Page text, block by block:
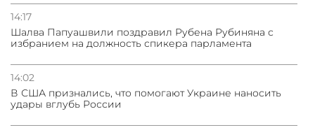
14:17
Шалва Папуашвили поздравил Рубена Рубиняна с
избранием на должность спикера парламента
14:02
В США признались, что помогают Украине наносить
удары вглубь России